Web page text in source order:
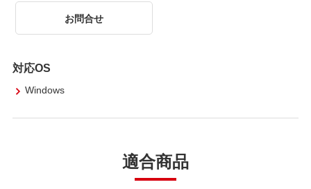
お問合せ
対応OS
Windows
適合商品